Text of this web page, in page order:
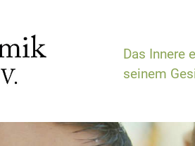
Das Innere
seinem